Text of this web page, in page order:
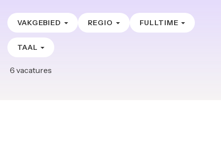
VAKGEBIED REGIO FULLTIME
TAAL
6 vacatures